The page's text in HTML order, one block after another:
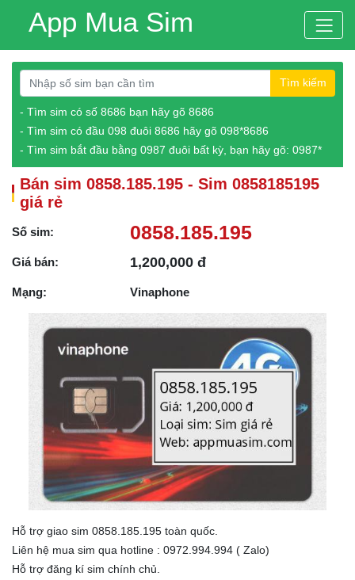
App Mua Sim
Tìm kiếm
- Tìm sim có số 8686 bạn hãy gõ 8686
- Tìm sim có đầu 098 đuôi 8686 hãy gõ 098*8686
- Tìm sim bắt đầu bằng 0987 đuôi bất kỳ, bạn hãy gõ: 0987*
Bán sim 0858.185.195 - Sim 0858185195
giá rẻ
Số sim: 0858.185.195
Giá bán: 1,200,000 đ
Mạng: Vinaphone
Hỗ trợ giao sim 0858.185.195 toàn quốc.
Liên hệ mua sim qua hotline : 0972.994.994 ( Zalo)
Hỗ trợ đăng kí sim chính chủ.